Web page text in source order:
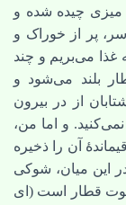
چیده شده و
پر از خوراک و
غذا می‌بریم و چند
بلند می‌شود و
از در بیرون
و اما من،
آن را ذخیره
در این میان، شوکی
قطار است (ای